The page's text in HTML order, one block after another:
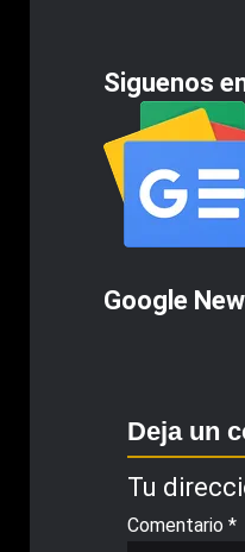
Siguenos
Google
Deja un
Tu
Comentario *